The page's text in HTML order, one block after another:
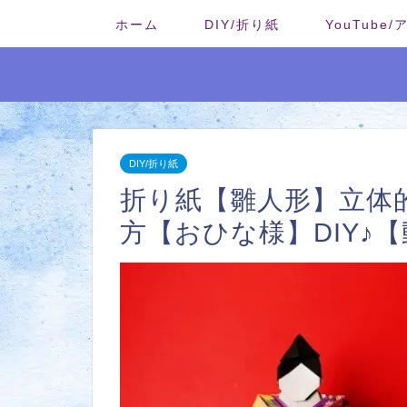
ホーム DIY/折り紙 YouTube/
DIY/折り紙
折り紙【雛人形】立体
方【おひな様】DIY♪